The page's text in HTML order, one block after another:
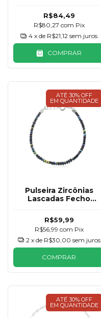
R$84,49
R$80,27 com Pix
4 x de R$21,12 sem juros
COMPRAR
ATÉ 30% OFF
EM QUANTIDADE
Pulseira Zircônias
Lascadas Fecho
R$59,99
R$56,99 com Pix
2 x de R$30,00 sem juros
COMPRAR
ATÉ 30% OFF
EM QUANTIDADE